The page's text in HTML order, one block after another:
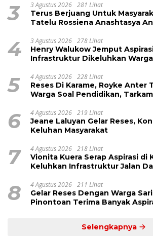
3 3 Agustus 2026 281 Lihat
Terus Berjuang Untuk
Tatelu Rossiena Anashtasya
4 3 Agustus 2026 278 Lihat
Henry Walukow Jemput
Infrastruktur Dikeluhkan
5 4 Agustus 2026 228 Lihat
Reses Di Karame, Royke Anter
Warga Soal Pendidikan,
6 4 Agustus 2026 219 Lihat
Jeane Laluyan Gelar Reses,
Keluhan Masyarakat
7 4 Agustus 2026 218 Lihat
Vionita Kuera Serap Aspirasi di
Keluhkan Infrastruktur Jalan
8 4 Agustus 2026 211 Lihat
Gelar Reses Dengan Warga
Pinontoan Terima Banyak
Selengkapnya